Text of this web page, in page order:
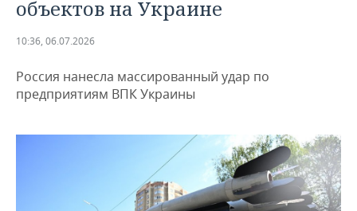
ДЕКЛАРАЦИИ О ДОХОДАХ
КОРОЛИ ГОСЗАКАЗА ПФО
КОМУ ПРИНАДЛЕЖАТ
ТОРГОВЫЕ ЦЕНТРЫ
ТАТАРСТАНА
НОВОСТИ ЭКОНОМИКИ
ФИНАНСЫ
ПРОМЫШЛЕННОСТЬ
НОВОСТИ
МАШИНОСТРОЕНИЕ
НЕДВИЖИМОСТЬ
НОВОСТИ НЕДВИЖИМОСТИ
объектов на Украине
10:36, 06.07.2026
Россия нанесла массированный удар по
предприятиям ВПК Украины